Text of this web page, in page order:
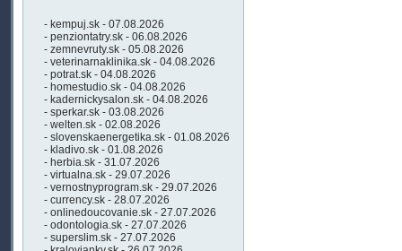
- kempuj.sk - 07.08.2026
- penziontatry.sk - 06.08.2026
- zemnevruty.sk - 05.08.2026
- veterinarnaklinika.sk - 04.08.2026
- potrat.sk - 04.08.2026
- homestudio.sk - 04.08.2026
- kadernickysalon.sk - 04.08.2026
- sperkar.sk - 03.08.2026
- welten.sk - 02.08.2026
- slovenskaenergetika.sk - 01.08.2026
- kladivo.sk - 01.08.2026
- herbia.sk - 31.07.2026
- virtualna.sk - 29.07.2026
- vernostnyprogram.sk - 29.07.2026
- currency.sk - 28.07.2026
- onlinedoucovanie.sk - 27.07.2026
- odontologia.sk - 27.07.2026
- superslim.sk - 27.07.2026